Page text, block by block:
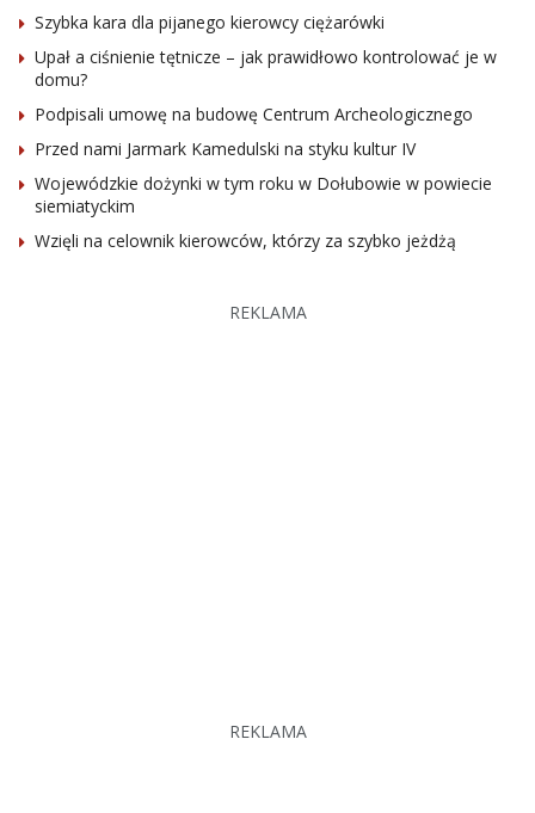
Szybka kara dla pijanego kierowcy ciężarówki
Upał a ciśnienie tętnicze – jak prawidłowo kontrolować je w
domu?
Podpisali umowę na budowę Centrum Archeologicznego
Przed nami Jarmark Kamedulski na styku kultur IV
Wojewódzkie dożynki w tym roku w Dołubowie w powiecie
siemiatyckim
Wzięli na celownik kierowców, którzy za szybko jeżdżą
REKLAMA
REKLAMA